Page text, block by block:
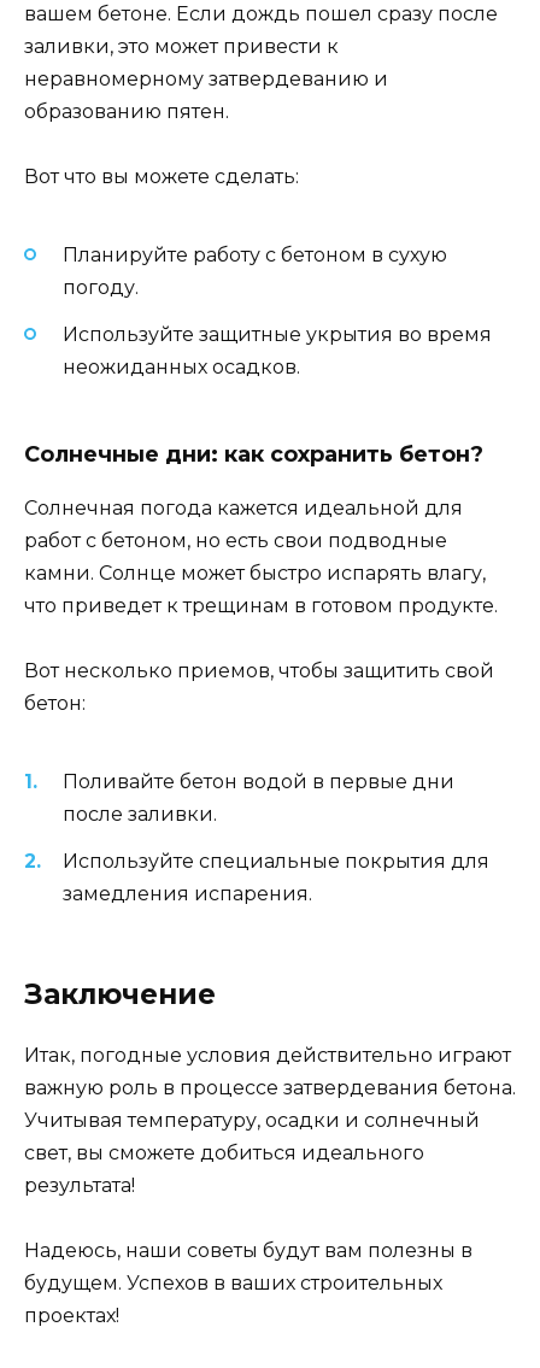
вашем бетоне. Если дождь пошел сразу после
заливки, это может привести к
неравномерному затвердеванию и
образованию пятен.
Вот что вы можете сделать:
Планируйте работу с бетоном в сухую
погоду.
Используйте защитные укрытия во время
неожиданных осадков.
Солнечные дни: как сохранить бетон?
Солнечная погода кажется идеальной для
работ с бетоном, но есть свои подводные
камни. Солнце может быстро испарять влагу,
что приведет к трещинам в готовом продукте.
Вот несколько приемов, чтобы защитить свой
бетон:
Поливайте бетон водой в первые дни
после заливки.
Используйте специальные покрытия для
замедления испарения.
Заключение
Итак, погодные условия действительно играют
важную роль в процессе затвердевания бетона.
Учитывая температуру, осадки и солнечный
свет, вы сможете добиться идеального
результата!
Надеюсь, наши советы будут вам полезны в
будущем. Успехов в ваших строительных
проектах!